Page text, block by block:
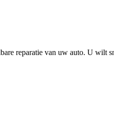
reparatie van uw auto. U wilt